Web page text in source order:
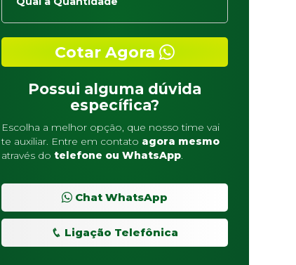
Cotar Agora
Possui alguma dúvida
específica?
Escolha a melhor opção, que nosso time vai
te auxiliar. Entre em contato agora mesmo
através do telefone ou WhatsApp.
Chat WhatsApp
Ligação Telefônica